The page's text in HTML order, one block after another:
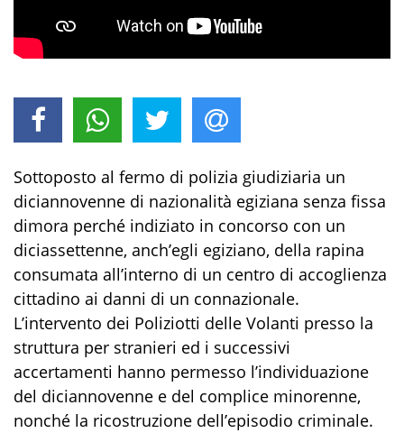
Sottoposto al fermo di polizia giudiziaria un
diciannovenne di nazionalità egiziana senza fissa
dimora perché indiziato in concorso con un
diciassettenne, anch’egli egiziano, della rapina
consumata all’interno di un centro di accoglienza
cittadino ai danni di un connazionale.
L’intervento dei Poliziotti delle Volanti presso la
struttura per stranieri ed i successivi
accertamenti hanno permesso l’individuazione
del diciannovenne e del complice minorenne,
nonché la ricostruzione dell’episodio criminale.